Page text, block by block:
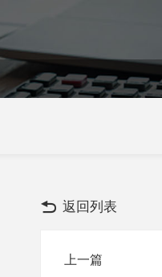
返回列表
上一篇